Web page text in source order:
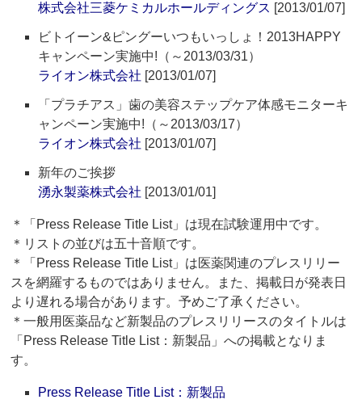
株式会社三菱ケミカルホールディングス [2013/01/07]
ビトイーン&ピングーいつもいっしょ！2013HAPPY
キャンペーン実施中!（～2013/03/31）
ライオン株式会社 [2013/01/07]
「プラチアス」歯の美容ステップケア体感モニターキ
ャンペーン実施中!（～2013/03/17）
ライオン株式会社 [2013/01/07]
新年のご挨拶
湧永製薬株式会社 [2013/01/01]
＊「Press Release Title List」は現在試験運用中です。
＊リストの並びは五十音順です。
＊「Press Release Title List」は医薬関連のプレスリリー
スを網羅するものではありません。また、掲載日が発表日
より遅れる場合があります。予めご了承ください。
＊一般用医薬品など新製品のプレスリリースのタイトルは
「Press Release Title List：新製品」への掲載となりま
す。
Press Release Title List：新製品